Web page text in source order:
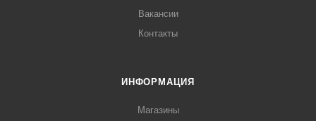
Вакансии
Контакты
ИНФОРМАЦИЯ
Магазины